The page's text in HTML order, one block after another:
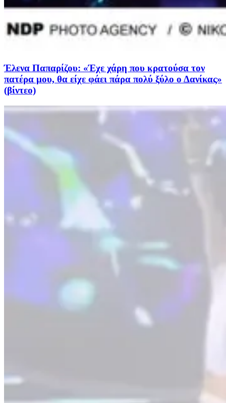
Έλενα Παπαρίζου: «Έχε χάρη που κρατούσα τον
πατέρα μου, θα είχε φάει πάρα πολύ ξύλο ο Δανίκας»
(βίντεο)